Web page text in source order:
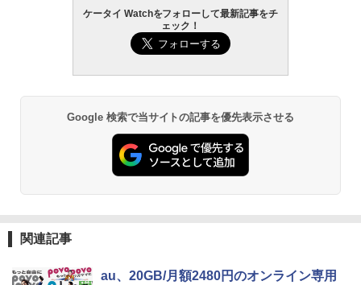
ケータイ Watchをフォローして最新記事をチ
ェック！
Google 検索で当サイトの記事を優先表示させる
関連記事
au、20GB/月額2480円のオンライン専用